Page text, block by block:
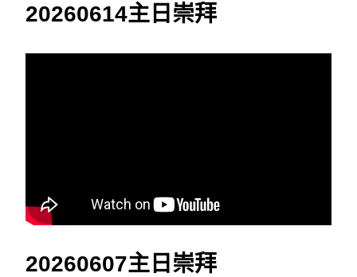
20260614主日崇拜
20260607主日崇拜